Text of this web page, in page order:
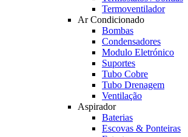
Termoventilador
Ar Condicionado
Bombas
Condensadores
Modulo Eletrónico
Suportes
Tubo Cobre
Tubo Drenagem
Ventilação
Aspirador
Baterias
Escovas & Ponteiras